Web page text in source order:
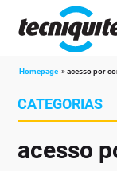
Homepage »acesso por
CATEGORIAS
acesso